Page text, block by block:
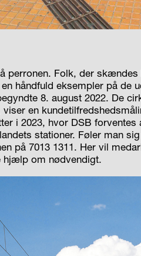
perronen. Folk, der
håndfuld eksempler på de
8. august 2022. De
viser en
i 2023, hvor DSB
stationer. Føler man
på 7013 1311. Her vil
hjælp om nødvendigt.